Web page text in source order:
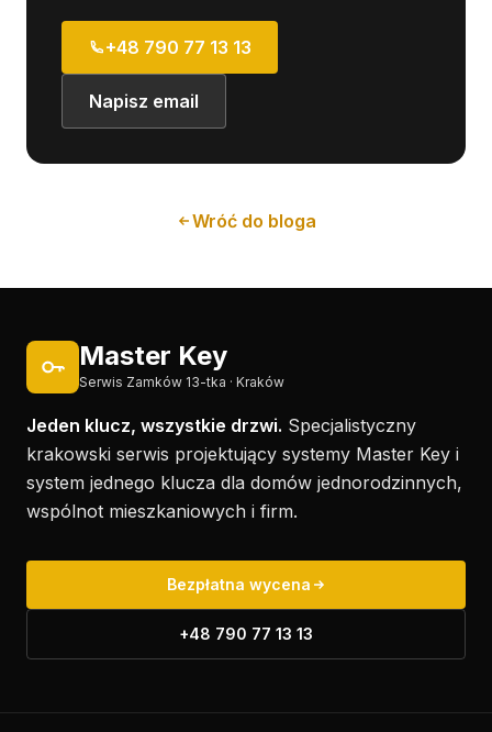
+48 790 77 13 13
Napisz email
Wróć do bloga
Master Key
Serwis Zamków 13-tka · Kraków
Jeden klucz, wszystkie drzwi. Specjalistyczny
krakowski serwis projektujący systemy Master Key i
system jednego klucza dla domów jednorodzinnych,
wspólnot mieszkaniowych i firm.
Bezpłatna wycena
+48 790 77 13 13